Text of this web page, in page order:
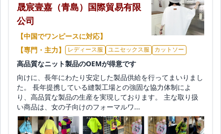
晟宸壹嘉（青島）国際貿易有限
公司
【中国でワンピースに対応】
【専門・主力】
レディース服 ユニセックス服 カットソー
高品質なニット製品のOEMが得意です
向けに、長年にわたり安定した製品供給を行ってまいりまし
た。 長年提携している縫製工場との強固な協力体制によ
り、高品質な製品の生産を実現しております。 主な取り扱
い商品は、女の子向けのフォーマルワ...